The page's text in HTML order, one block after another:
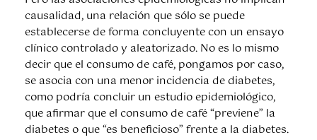
causalidad, una relación que sólo se puede
establecerse de forma concluyente con un ensayo
clínico controlado y aleatorizado. No es lo mismo
decir que el consumo de café, pongamos por caso,
se asocia con una menor incidencia de diabetes,
como podría concluir un estudio epidemiológico,
que afirmar que el consumo de café “previene” la
diabetes o que “es beneficioso” frente a la diabetes.